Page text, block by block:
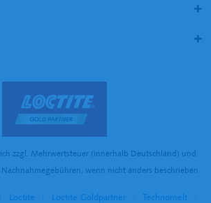
zzgl. Mehrwertsteuer (innerhalb Deutschland) und
wenn nicht anders beschrieben
Loctite Loctite Goldpartner
Technomelt